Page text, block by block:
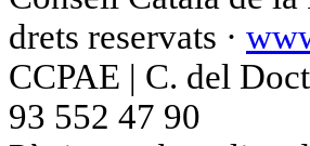
drets reservats ·
CCPAE | C. del
93 552 47 90